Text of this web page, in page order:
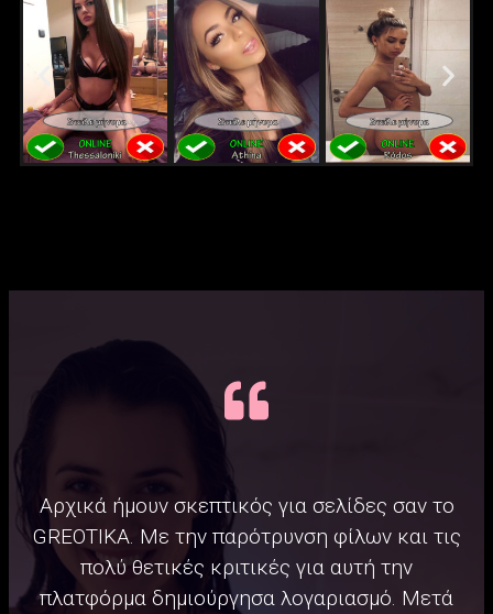
Αρχικά ήμουν σκεπτικός για σελίδες σαν το
GREOTIKA. Με την παρότρυνση φίλων και τις
πολύ θετικές κριτικές για αυτή την
πλατφόρμα δημιούργησα λογαριασμό. Μετά